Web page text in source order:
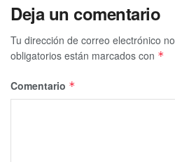
Deja un comentario
Tu dirección de correo electrónico
obligatorios están marcados con *
Comentario *